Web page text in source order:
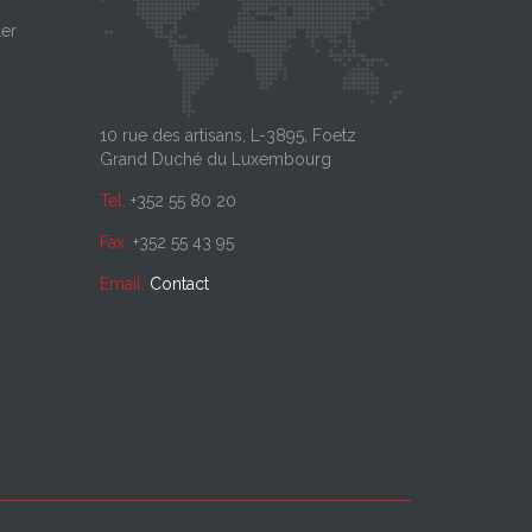
10 rue des artisans, L-3895, Foetz
Grand Duché du Luxembourg
Tel: +352 55 80 20
Fax: +352 55 43 95
Email: Contact